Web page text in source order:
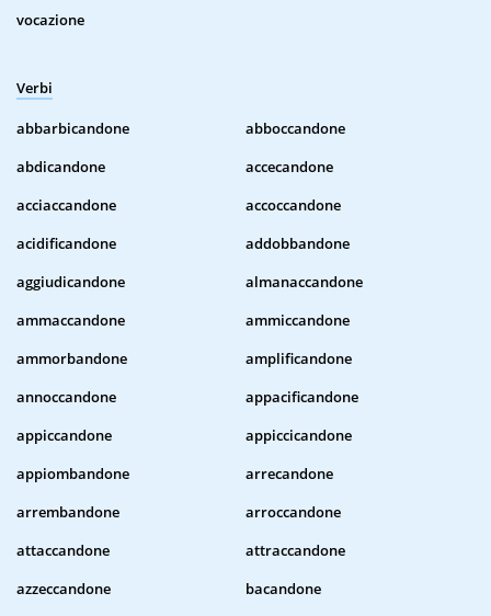
vocazione
Verbi
abbarbicandone
abboccandone
abdicandone
accecandone
acciaccandone
accoccandone
acidificandone
addobbandone
aggiudicandone
almanaccandone
ammaccandone
ammiccandone
ammorbandone
amplificandone
annoccandone
appacificandone
appiccandone
appiccicandone
appiombandone
arrecandone
arrembandone
arroccandone
attaccandone
attraccandone
azzeccandone
bacandone